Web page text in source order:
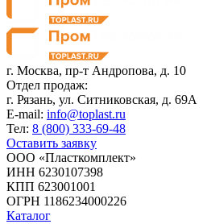
г. Москва, пр-т Андропова, д. 10
Отдел продаж:
г. Рязань, ул. Ситниковская, д. 69А
E-mail: info@toplast.ru
Тел: 8 (800) 333-69-48
Оставить заявку
ООО «Пласткомплект»
ИНН 6230107398
КПП 623001001
ОГРН 1186234000226
Каталог